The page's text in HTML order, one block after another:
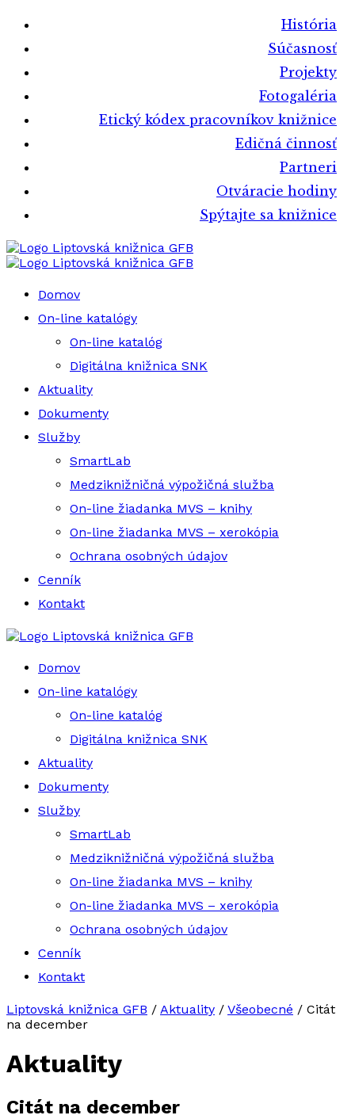
História
Súčasnosť
Projekty
Fotogaléria
Etický kódex pracovníkov knižnice
Edičná činnosť
Partneri
Otváracie hodiny
Spýtajte sa knižnice
Liptovská knižnica GFB
Liptovská knižnica GFB
Domov
On-line katalógy
On-line katalóg
Digitálna knižnica SNK
Aktuality
Dokumenty
Služby
SmartLab
Medziknižničná výpožičná služba
On-line žiadanka MVS – knihy
On-line žiadanka MVS – xerokópia
Ochrana osobných údajov
Cenník
Kontakt
Liptovská knižnica GFB
Domov
On-line katalógy
On-line katalóg
Digitálna knižnica SNK
Aktuality
Dokumenty
Služby
SmartLab
Medziknižničná výpožičná služba
On-line žiadanka MVS – knihy
On-line žiadanka MVS – xerokópia
Ochrana osobných údajov
Cenník
Kontakt
Liptovská knižnica GFB / Aktuality / Všeobecné / Citát
na december
Aktuality
Citát na december